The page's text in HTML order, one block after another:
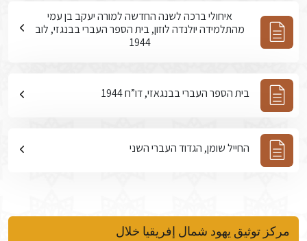
איחולי ברכה לשנה החדשה למורה יעקב בן עמי
מהתלמידה יולנדה לוזון, בית הספר העברי בבנגזי, לוב
1944
בית הספר העברי בבנגאזי, דו”ח 1944
החייל שומן, הגדוד העברי השני
مركز توثيق يهود شمال إفريقيا خلال